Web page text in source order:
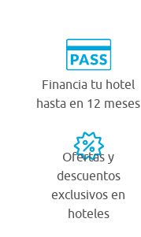
Financia tu hotel
hasta en 12 meses
Ofertas y
descuentos
exclusivos en
hoteles